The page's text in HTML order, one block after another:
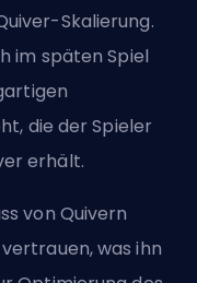
Skalierung.
im späten Spiel
die der Spieler
erhält.
von Quivern
was ihn